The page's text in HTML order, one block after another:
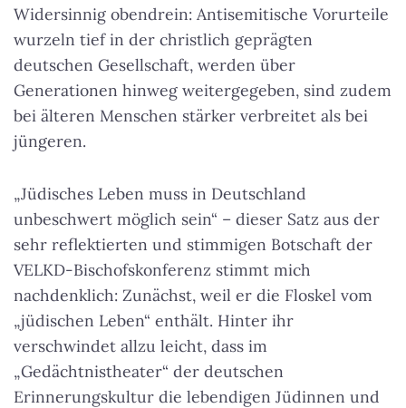
Widersinnig obendrein: Antisemitische Vorurteile
wurzeln tief in der christlich geprägten
deutschen Gesellschaft, werden über
Generationen hinweg weitergegeben, sind zudem
bei älteren Menschen stärker verbreitet als bei
jüngeren.
„Jüdisches Leben muss in Deutschland
unbeschwert möglich sein“ – dieser Satz aus der
sehr reflektierten und stimmigen Botschaft der
VELKD-Bischofskonferenz stimmt mich
nachdenklich: Zunächst, weil er die Floskel vom
„jüdischen Leben“ enthält. Hinter ihr
verschwindet allzu leicht, dass im
„Gedächtnistheater“ der deutschen
Erinnerungskultur die lebendigen Jüdinnen und